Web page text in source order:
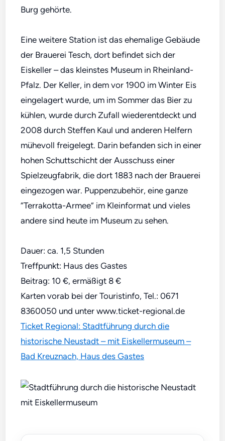
Burg gehörte.
Eine weitere Station ist das ehemalige Gebäude
der Brauerei Tesch, dort befindet sich der
Eiskeller – das kleinstes Museum in Rheinland-
Pfalz. Der Keller, in dem vor 1900 im Winter Eis
eingelagert wurde, um im Sommer das Bier zu
kühlen, wurde durch Zufall wiederentdeckt und
2008 durch Steffen Kaul und anderen Helfern
mühevoll freigelegt. Darin befanden sich in einer
hohen Schuttschicht der Ausschuss einer
Spielzeugfabrik, die dort 1883 nach der Brauerei
eingezogen war. Puppenzubehör, eine ganze
“Terrakotta-Armee” im Kleinformat und vieles
andere sind heute im Museum zu sehen.
Dauer: ca. 1,5 Stunden
Treffpunkt: Haus des Gastes
Beitrag: 10 €, ermäßigt 8 €
Karten vorab bei der Touristinfo, Tel.: 0671
8360050 und unter www.ticket-regional.de
Ticket Regional: Stadtführung durch die
historische Neustadt – mit Eiskellermuseum –
Bad Kreuznach, Haus des Gastes